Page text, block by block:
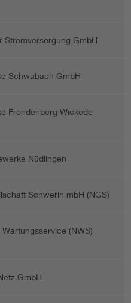
Stromversorgung GmbH
Schwabach GmbH
Fröndenberg Wickede
Nüdlingen
Schwerin mbH (NGS)
(NWS)
GmbH